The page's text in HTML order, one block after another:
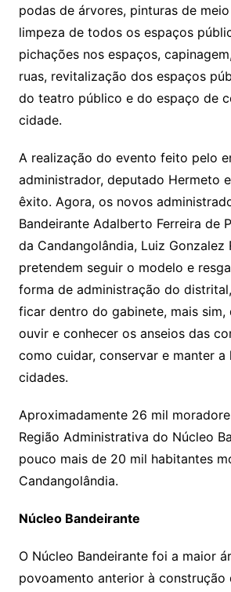
podas de árvores, pinturas de
limpeza de todos os espaços
pichações nos espaços,
ruas, revitalização dos espaços
do teatro público e do espaço de
cidade.
A realização do evento feito pelo
administrador, deputado Hermeto
êxito. Agora, os novos
Bandeirante Adalberto Ferreira de
da Candangolândia, Luiz Gonzalez
pretendem seguir o modelo e
forma de administração do
ficar dentro do gabinete, mais sim,
ouvir e conhecer os anseios das
como cuidar, conservar e manter a
cidades.
Aproximadamente 26 mil
Região Administrativa do Núcleo
pouco mais de 20 mil habitantes
Candangolândia.
Núcleo Bandeirante
O Núcleo Bandeirante foi a maior
povoamento anterior à construção